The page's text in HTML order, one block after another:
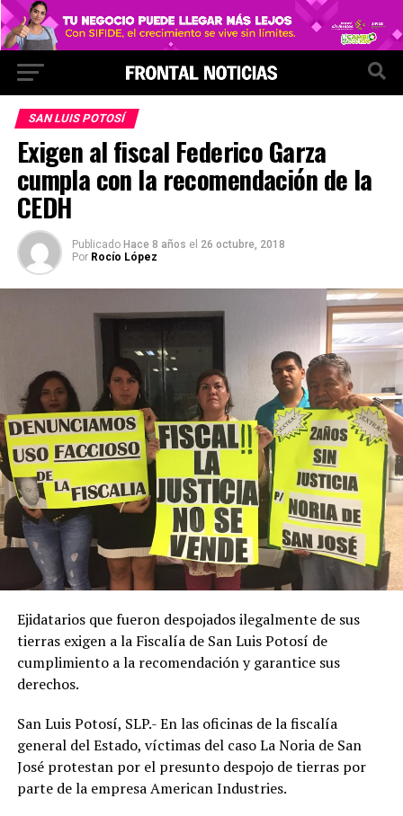
SAN LUIS POTOSÍ
Exigen al fiscal Federico Garza
cumpla con la recomendación de la
CEDH
Publicado Hace 8 años el 26 octubre, 2018
Por Rocío López
Ejidatarios que fueron despojados ilegalmente de sus
tierras exigen a la Fiscalía de San Luis Potosí de
cumplimiento a la recomendación y garantice sus
derechos.
San Luis Potosí, SLP.- En las oficinas de la fiscalía
general del Estado, víctimas del caso La Noria de San
José protestan por el presunto despojo de tierras por
parte de la empresa American Industries.